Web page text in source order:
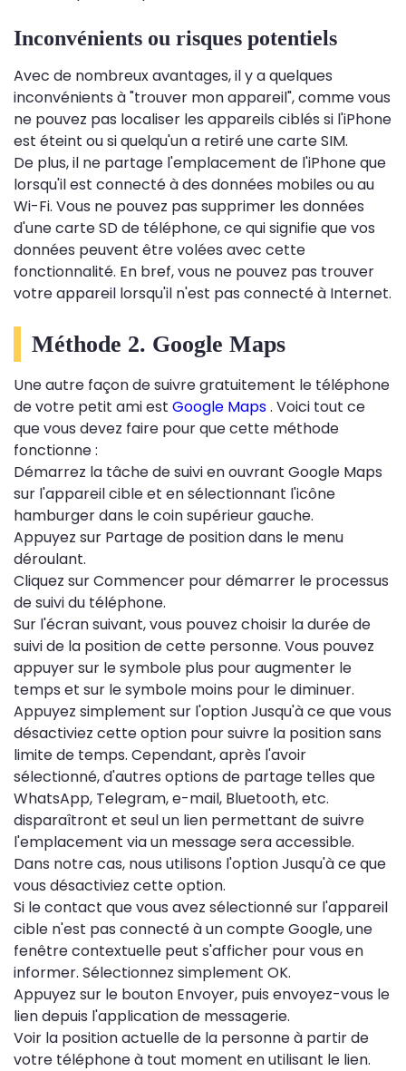
Inconvénients ou risques potentiels
Avec de nombreux avantages, il y a quelques
inconvénients à "trouver mon appareil", comme vous
ne pouvez pas localiser les appareils ciblés si l'iPhone
est éteint ou si quelqu'un a retiré une carte SIM.
De plus, il ne partage l'emplacement de l'iPhone que
lorsqu'il est connecté à des données mobiles ou au
Wi-Fi. Vous ne pouvez pas supprimer les données
d'une carte SD de téléphone, ce qui signifie que vos
données peuvent être volées avec cette
fonctionnalité. En bref, vous ne pouvez pas trouver
votre appareil lorsqu'il n'est pas connecté à Internet.
Méthode 2. Google Maps
Une autre façon de suivre gratuitement le téléphone
de votre petit ami est Google Maps. Voici tout ce
que vous devez faire pour que cette méthode
fonctionne :
Démarrez la tâche de suivi en ouvrant Google Maps
sur l'appareil cible et en sélectionnant l'icône
hamburger dans le coin supérieur gauche.
Appuyez sur Partage de position dans le menu
déroulant.
Cliquez sur Commencer pour démarrer le processus
de suivi du téléphone.
Sur l'écran suivant, vous pouvez choisir la durée de
suivi de la position de cette personne. Vous pouvez
appuyer sur le symbole plus pour augmenter le
temps et sur le symbole moins pour le diminuer.
Appuyez simplement sur l'option Jusqu'à ce que vous
désactiviez cette option pour suivre la position sans
limite de temps. Cependant, après l'avoir
sélectionné, d'autres options de partage telles que
WhatsApp, Telegram, e-mail, Bluetooth, etc.
disparaîtront et seul un lien permettant de suivre
l'emplacement via un message sera accessible.
Dans notre cas, nous utilisons l'option Jusqu'à ce que
vous désactiviez cette option.
Si le contact que vous avez sélectionné sur l'appareil
cible n'est pas connecté à un compte Google, une
fenêtre contextuelle peut s'afficher pour vous en
informer. Sélectionnez simplement OK.
Appuyez sur le bouton Envoyer, puis envoyez-vous le
lien depuis l'application de messagerie.
Voir la position actuelle de la personne à partir de
votre téléphone à tout moment en utilisant le lien.